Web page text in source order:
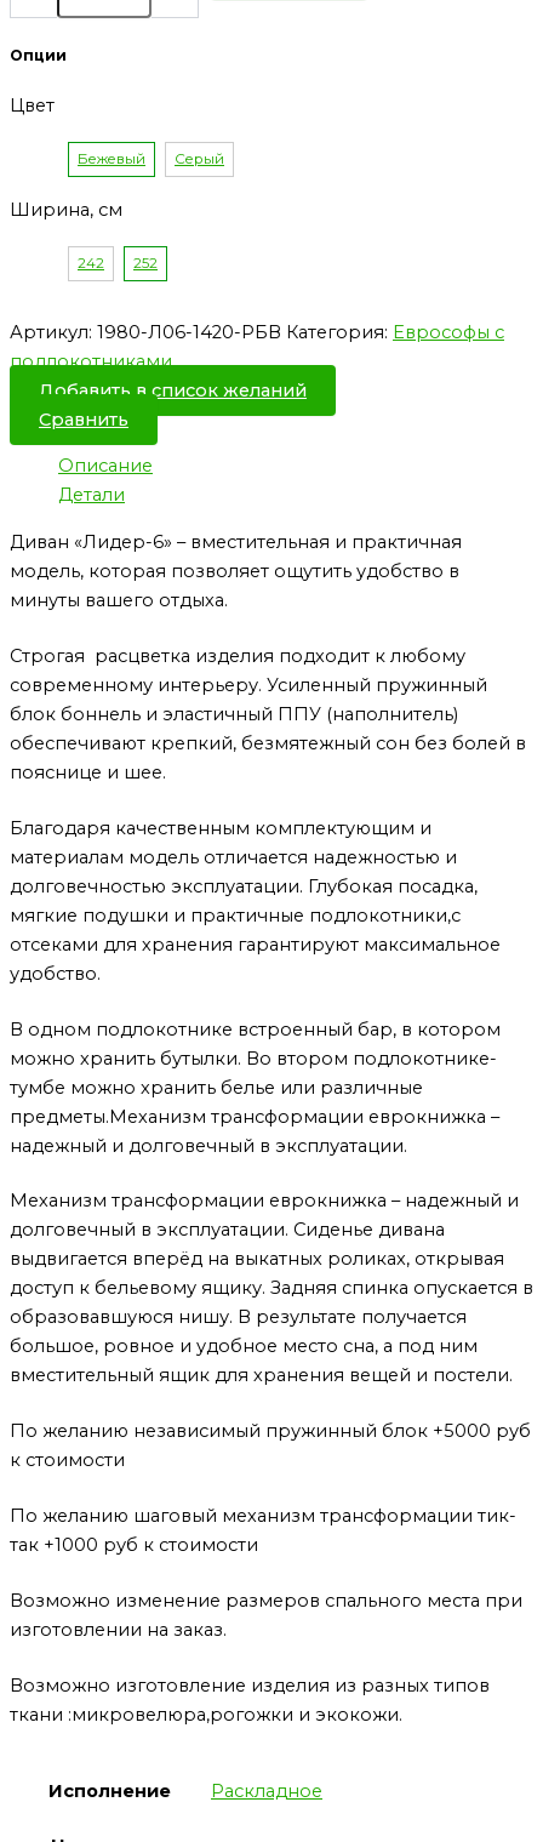
Опции
Цвет
Бежевый Серый
Ширина, см
242 252
Артикул: 1980-Л06-1420-РБВ Категория: Еврософы с
подлокотниками
Добавить в список желаний
Сравнить
Описание
Детали
Диван «Лидер-6» – вместительная и практичная
модель, которая позволяет ощутить удобство в
минуты вашего отдыха.
Строгая расцветка изделия подходит к любому
современному интерьеру. Усиленный пружинный
блок боннель и эластичный ППУ (наполнитель)
обеспечивают крепкий, безмятежный сон без болей в
пояснице и шее.
Благодаря качественным комплектующим и
материалам модель отличается надежностью и
долговечностью эксплуатации. Глубокая посадка,
мягкие подушки и практичные подлокотники,с
отсеками для хранения гарантируют максимальное
удобство.
В одном подлокотнике встроенный бар, в котором
можно хранить бутылки. Во втором подлокотнике-
тумбе можно хранить белье или различные
предметы.Механизм трансформации еврокнижка –
надежный и долговечный в эксплуатации.
Механизм трансформации еврокнижка – надежный и
долговечный в эксплуатации. Сиденье дивана
выдвигается вперёд на выкатных роликах, открывая
доступ к бельевому ящику. Задняя спинка опускается в
образовавшуюся нишу. В результате получается
большое, ровное и удобное место сна, а под ним
вместительный ящик для хранения вещей и постели.
По желанию независимый пружинный блок +5000 руб
к стоимости
По желанию шаговый механизм трансформации тик-
так +1000 руб к стоимости
Возможно изменение размеров спального места при
изготовлении на заказ.
Возможно изготовление изделия из разных типов
ткани :микровелюра,рогожки и экокожи.
Исполнение Раскладное